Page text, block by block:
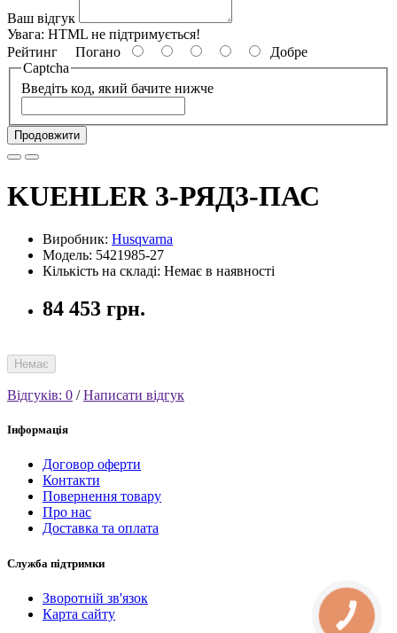
Ваш відгук
Увага: HTML не підтримується!
Рейтинг Погано
Добре
Captcha
Введіть код, який бачите нижче
Продовжити
KUEHLER 3-РЯД3-ПАС
Виробник: Husqvarna
Модель: 5421985-27
Кількість на складі: Немає в наявності
84 453 грн.
Немає
Відгуків: 0 /Написати відгук
Інформація
Договор оферти
Контакти
Повернення товару
Про нас
Доставка та оплата
Служба підтримки
Зворотній зв'язок
Карта сайту
КНОПКА
СВЯЗИ